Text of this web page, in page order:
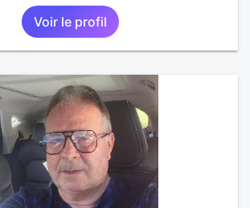
Voir le profil